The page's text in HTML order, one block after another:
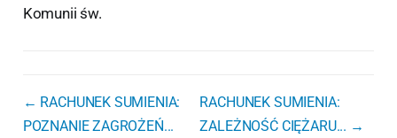
Komunii św.
← RACHUNEK SUMIENIA:
POZNANIE ZAGROŻEŃ...
RACHUNEK SUMIENIA:
ZALEŻNOŚĆ CIĘŻARU... →